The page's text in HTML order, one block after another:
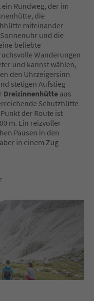
ein Rundweg, der im
die
miteinander
und die
beliebte
Wanderungen
und kannst wählen,
den Uhrzeigersinn
stetigen Aufstieg
Dreizinnenhütte aus
Schutzhütte
der Route ist
m. Ein reizvoller
Pausen in den
in einem Zug